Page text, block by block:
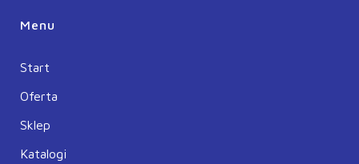
Menu
Start
Oferta
Sklep
Katalogi